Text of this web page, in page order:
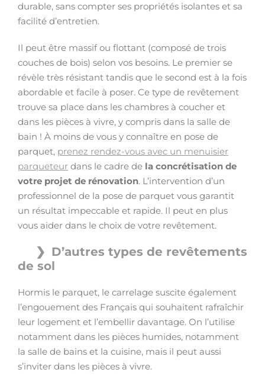
durable, sans compter ses propriétés isolantes et sa
facilité d’entretien.
Il peut être massif ou flottant (composé de trois
couches de bois) selon vos besoins. Le premier se
révèle très résistant tandis que le second est à la fois
abordable et facile à poser. Ce type de revêtement
trouve sa place dans les chambres à coucher et
dans les pièces à vivre, y compris dans la salle de
bain ! À moins de vous y connaître en pose de
parquet, prenez rendez-vous avec un menuisier
parqueteur dans le cadre de la concrétisation de
votre projet de rénovation. L’intervention d’un
professionnel de la pose de parquet vous garantit
un résultat impeccable et rapide. Il peut en plus
vous aider dans le choix de votre revêtement.
D’autres types de revêtements
de sol
Hormis le parquet, le carrelage suscite également
l’engouement des Français qui souhaitent rafraîchir
leur logement et l’embellir davantage. On l’utilise
notamment dans les pièces humides, notamment
la salle de bains et la cuisine, mais il peut aussi
s’inviter dans les pièces à vivre.